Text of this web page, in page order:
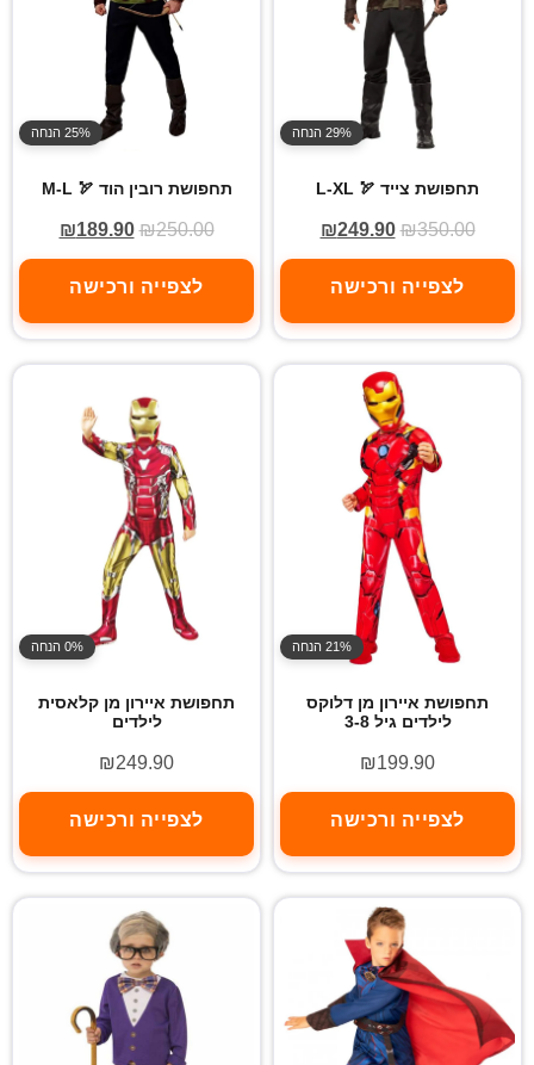
29% הנחה
תחפושת צייד 🏹 L-XL
₪350.00
₪249.90
לצפייה ורכישה
25% הנחה
תחפושת רובין הוד 🏹 M-L
₪250.00
₪189.90
לצפייה ורכישה
21% הנחה
תחפושת איירון מן דלוקס
לילדים גיל 3-8
₪199.90
לצפייה ורכישה
0% הנחה
תחפושת איירון מן קלאסית
לילדים
₪249.90
לצפייה ורכישה